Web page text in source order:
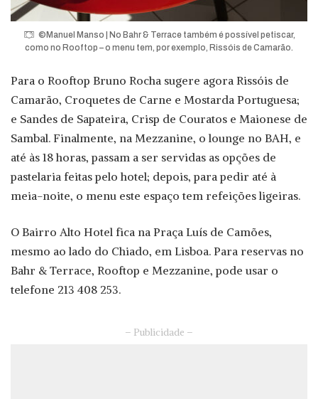
©Manuel Manso | No Bahr & Terrace também é possível petiscar,
como no Rooftop – o menu tem, por exemplo, Rissóis de Camarão.
Para o Rooftop Bruno Rocha sugere agora Rissóis de
Camarão, Croquetes de Carne e Mostarda Portuguesa;
e Sandes de Sapateira, Crisp de Couratos e Maionese de
Sambal. Finalmente, na Mezzanine, o lounge no BAH, e
até às 18 horas, passam a ser servidas as opções de
pastelaria feitas pelo hotel; depois, para pedir até à
meia-noite, o menu este espaço tem refeições ligeiras.
O Bairro Alto Hotel fica na Praça Luís de Camões,
mesmo ao lado do Chiado, em Lisboa. Para reservas no
Bahr & Terrace, Rooftop e Mezzanine, pode usar o
telefone 213 408 253.
– Publicidade –